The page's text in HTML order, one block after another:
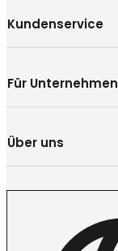
Kundenservice
Für Unternehmen
Über uns